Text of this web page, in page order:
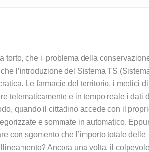
torto, che il problema della
l’introduzione del Sistema TS
Le farmacie del territorio, i medici di
telematicamente e in tempo reale i dati
quando il cittadino accede con il
e sommate in automatico.
con sgomento che l’importo totale delle
Ancora una volta, il colpevole